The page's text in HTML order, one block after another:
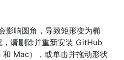
影响圆角，导致矩形变为椭
请删除并重新安装 GitHub
Mac），或单击并拖动形状